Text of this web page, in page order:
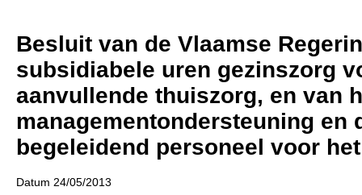
Besluit van de Vlaamse
subsidiabele uren gezinszorg
aanvullende thuiszorg, en van
managementondersteuning
begeleidend personeel voor
Datum 24/05/2013